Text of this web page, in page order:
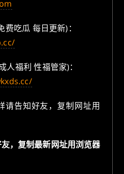
吃瓜 每日更新)：
人福利 性福管家)：
请告知好友，复制网址用
，复制最新网址用浏览器